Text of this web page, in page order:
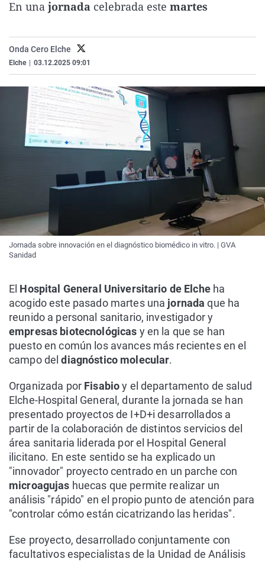
La rosa de los vientos
Caso
Operación Viuda
Extremadura
Navarra
País Vasco
Virales
En una jornada celebrada este martes
Onda Cero Elche
Elche 03.12.2025 09:01
Jornada sobre innovación en el diagnóstico biomédico in vitro. | GVA
Sanidad
El Hospital General Universitario de Elcheha
acogido este pasado martes una jornadaque ha
reunido a personal sanitario, investigador y
empresas biotecnológicas y en la que se han
puesto en común los avances más recientes en el
campo deldiagnóstico molecular.
Organizada por Fisabioy el departamento de salud
Elche-Hospital General, durante la jornada se han
presentado proyectos de I+D+i desarrollados a
partir de la colaboración de distintos servicios del
área sanitaria liderada por el Hospital General
ilicitano. En este sentido se ha explicado un
"innovador" proyecto centrado en un parche con
microagujas huecas que permite realizar un
análisis "rápido" en el propio punto de atención para
"controlar cómo están cicatrizando las heridas".
Ese proyecto, desarrollado conjuntamente con
facultativos especialistas de la Unidad de Análisis